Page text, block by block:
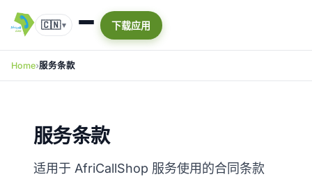
🇨🇳▾ 下载应用
Home 服务条款
服务条款
适用于 AfriCallShop 服务使用的合同条款